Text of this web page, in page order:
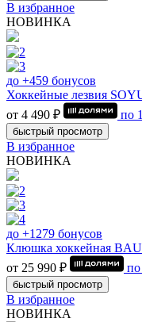
В избранное
НОВИНКА
до +459 бонусов
Хоккейные лезвия
от 4 490 ₽
по
быстрый просмотр
В избранное
НОВИНКА
до +1279 бонусов
Клюшка хоккейная
от 25 990 ₽
по
быстрый просмотр
В избранное
НОВИНКА